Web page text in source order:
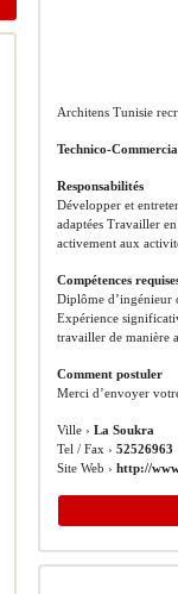
Architens Tunisie
Technico-
Responsabilités
Développer et
adaptées Travailler
activement aux
Compétences
Diplôme d’ingénieur
Expérience
travailler de manière
Comment postuler
Merci d’envoyer
Ville ›La Soukra
Tel / Fax › 52526963
Site Web ›http://